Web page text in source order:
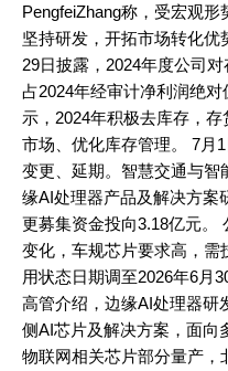
PengfeiZhang称，受宏观
坚持研发，开拓市场转化优
29日披露，2024年度公司
占2024年经审计净利润绝
示，2024年积极去库存，
市场、优化库存管理。 7月
变更、延期。智慧交通与智
缘AI处理器产品及解决方案
更募集资金投向3.18亿元。
变化，车规芯片要求高，需
用状态日期调至2026年6月
高管介绍，边缘AI处理器研
侧AI芯片及解决方案，面向
物联网相关芯片部分量产，